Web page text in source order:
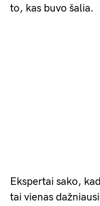
to, kas buvo šalia.
Ekspertai sako,
tai vienas